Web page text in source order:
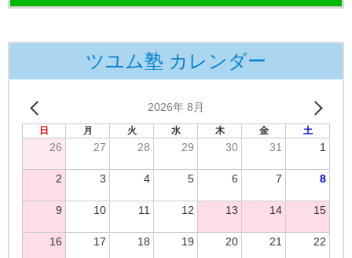
ツユム塾 カレンダー
2026年 8月
日 月 火 水 木 金 土
26 27 28 29 30 31 1
2 3 4 5 6 7 8
9 10 11 12 13 14 15
16 17 18 19 20 21 22